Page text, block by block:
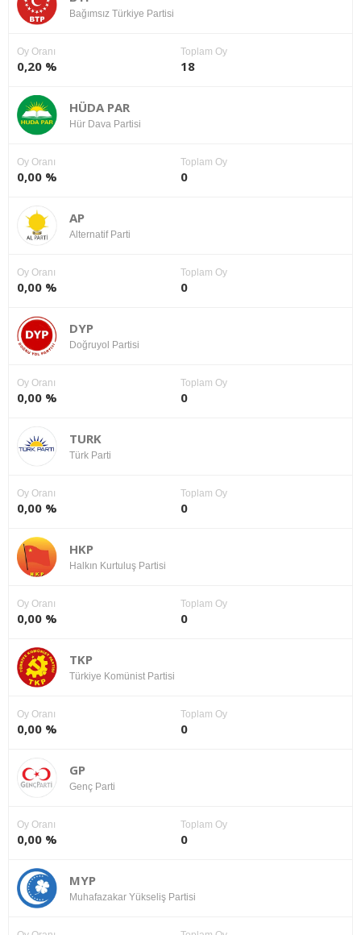
Bağımsız Türkiye Partisi
Oy Oranı
0,20 %
Toplam Oy
18
HÜDA PAR
Hür Dava Partisi
Oy Oranı
0,00 %
Toplam Oy
0
AP
Alternatif Parti
Oy Oranı
0,00 %
Toplam Oy
0
DYP
Doğruyol Partisi
Oy Oranı
0,00 %
Toplam Oy
0
TURK
Türk Parti
Oy Oranı
0,00 %
Toplam Oy
0
HKP
Halkın Kurtuluş Partisi
Oy Oranı
0,00 %
Toplam Oy
0
TKP
Türkiye Komünist Partisi
Oy Oranı
0,00 %
Toplam Oy
0
GP
Genç Parti
Oy Oranı
0,00 %
Toplam Oy
0
MYP
Muhafazakar Yükseliş Partisi